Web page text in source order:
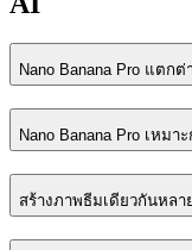
Nano Banana Pro แตก
Nano Banana Pro เหม
สร้างภาพธีมเดียวกันหลา